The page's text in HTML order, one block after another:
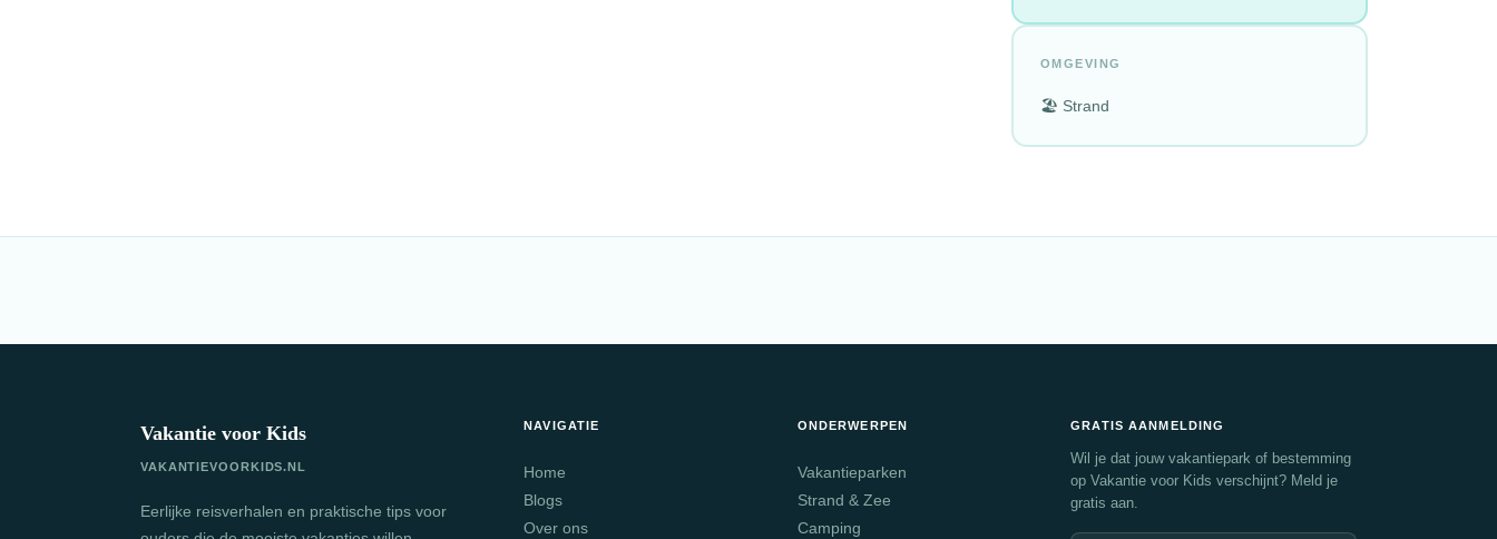
OMGEVING
🏖️ Strand
Vakantie voor Kids
VAKANTIEVOORKIDS.NL
Eerlijke reisverhalen en praktische tips voor
NAVIGATIE
Home
Blogs
Over ons
ONDERWERPEN
Vakantieparken
Strand & Zee
Camping
GRATIS AANMELDING
Wil je dat jouw vakantiepark of bestemming
op Vakantie voor Kids verschijnt? Meld je
gratis aan.